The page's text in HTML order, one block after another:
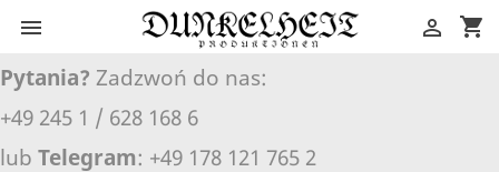
 shopping_cart

Pytania? Zadzwoń do nas:
+49 245 1 / 628 168 6
lub Telegram: +49 178 121 765 2